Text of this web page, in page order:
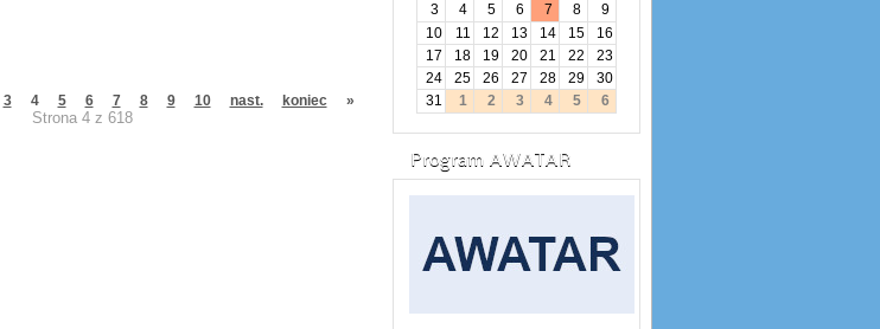
3 4 5 6 7 8 9 10 nast. koniec »
Strona 4 z 618
3
4 5 6 7 8
9
10
11 12 13 14 15
16
17
18 19 20 21 22
23
24
25 26 27 28 29
30
31
1 2 3 4 5 6
Program AWATAR